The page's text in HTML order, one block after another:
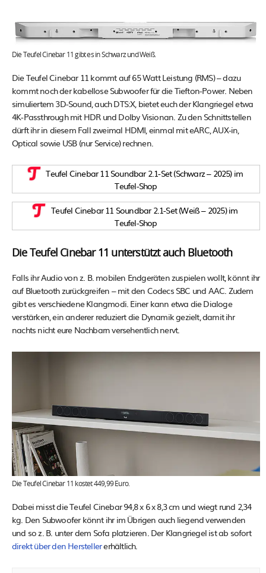
Die Teufel Cinebar 11 gibt es in Schwarz und Weiß.
Die Teufel Cinebar 11 kommt auf 65 Watt Leistung (RMS) – dazu
kommt noch der kabellose Subwoofer für die Tiefton-Power. Neben
simuliertem 3D-Sound, auch DTS:X, bietet euch der Klangriegel etwa
4K-Passthrough mit HDR und Dolby Visionan. Zu den Schnittstellen
dürft ihr in diesem Fall zweimal HDMI, einmal mit eARC, AUX-in,
Optical sowie USB (nur Service) rechnen.
Teufel Cinebar 11 Soundbar 2.1-Set (Schwarz – 2025) im
Teufel-Shop
Teufel Cinebar 11 Soundbar 2.1-Set (Weiß – 2025) im
Teufel-Shop
Die Teufel Cinebar 11 unterstützt auch Bluetooth
Falls ihr Audio von z. B. mobilen Endgeräten zuspielen wollt, könnt ihr
auf Bluetooth zurückgreifen – mit den Codecs SBC und AAC. Zudem
gibt es verschiedene Klangmodi. Einer kann etwa die Dialoge
verstärken, ein anderer reduziert die Dynamik gezielt, damit ihr
nachts nicht eure Nachbarn versehentlich nervt.
Die Teufel Cinebar 11 kostet 449,99 Euro.
Dabei misst die Teufel Cinebar 94,8 x 6 x 8,3 cm und wiegt rund 2,34
kg. Den Subwoofer könnt ihr im Übrigen auch liegend verwenden
und so z. B. unter dem Sofa platzieren. Der Klangriegel ist ab sofort
direkt über den Herstellererhältlich.